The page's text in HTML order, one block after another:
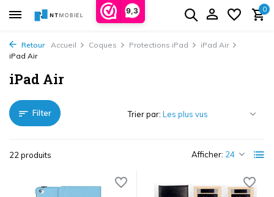
9,3 0
Retour Accueil Coques Protections iPad
iPad Air
iPad Air
iPad Air
Filter
22 produits Afficher:
Trier par: